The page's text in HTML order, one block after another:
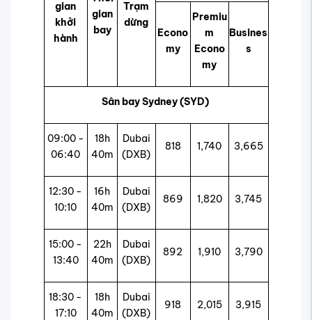
gian
khởi
hành
gian
bay
Trạm
dừng
Econo
my
Premiu
m
Econo
my
Busines
s
Sân bay Sydney (SYD)
09:00 -
06:40
18h
40m
Dubai
(DXB)
818 1,740 3,665
12:30 -
10:10
16h
40m
Dubai
(DXB)
869 1,820 3,745
15:00 -
13:40
22h
40m
Dubai
(DXB)
892 1,910 3,790
18:30 -
17:10
18h
40m
Dubai
(DXB)
918 2,015 3,915